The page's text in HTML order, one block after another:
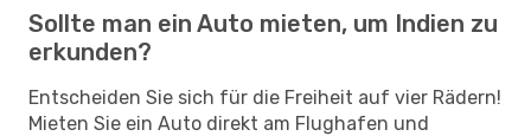
Sollte man ein Auto mieten, um Indien zu
erkunden?
Entscheiden Sie sich für die Freiheit auf vier Rädern!
Mieten Sie ein Auto direkt am Flughafen und